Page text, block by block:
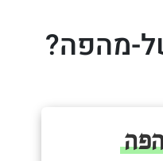
מהפה?